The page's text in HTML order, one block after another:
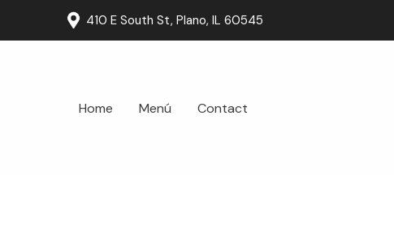
410 E South St, Plano, IL 60545
Home Menú Contact